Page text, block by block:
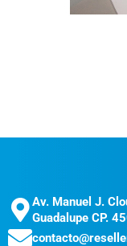
Av. Manuel J.
Guadalupe CP.